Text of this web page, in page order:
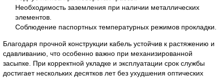
Необходимость заземления при наличии металлических
элементов.
Соблюдение паспортных температурных режимов прокладки.
Благодаря прочной конструкции кабель устойчив к растяжению и
сдавливанию, что особенно важно при механизированной
засыпке. При корректной укладке и эксплуатации срок службы
достигает нескольких десятков лет без ухудшения оптических